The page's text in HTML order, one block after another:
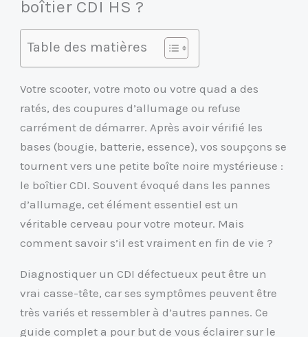
boîtier CDI HS ?
Table des matières
Votre scooter, votre moto ou votre quad a des
ratés, des coupures d’allumage ou refuse
carrément de démarrer. Après avoir vérifié les
bases (bougie, batterie, essence), vos soupçons se
tournent vers une petite boîte noire mystérieuse :
le boîtier CDI. Souvent évoqué dans les pannes
d’allumage, cet élément essentiel est un
véritable cerveau pour votre moteur. Mais
comment savoir s’il est vraiment en fin de vie ?
Diagnostiquer un CDI défectueux peut être un
vrai casse-tête, car ses symptômes peuvent être
très variés et ressembler à d’autres pannes. Ce
guide complet a pour but de vous éclairer sur le